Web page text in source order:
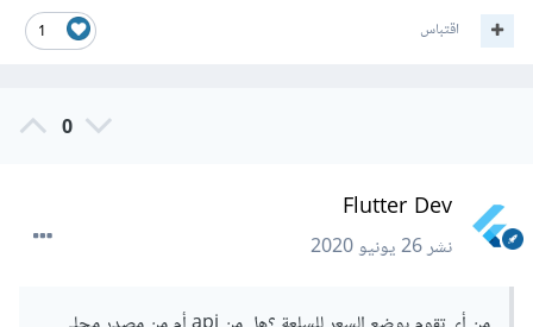
1 اقتباس
0
Flutter Dev
نشر26 يونيو 2020